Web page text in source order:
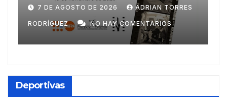
ADRIAN TORRES 6 DE AGOSTO DE 2026
RODRÍGUEZ NO HAY
Deportivas